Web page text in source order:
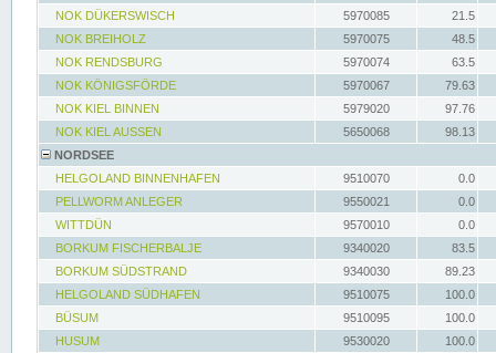
NOK DÜKERSWISCH
5970085
21.5
NOK BREIHOLZ
5970075
48.5
NOK RENDSBURG
5970074
63.5
NOK KÖNIGSFÖRDE
5970067
79.63
NOK KIEL BINNEN
5979020
97.76
NOK KIEL AUSSEN
5650068
98.13
NORDSEE
HELGOLAND BINNENHAFEN
9510070
0.0
PELLWORM ANLEGER
9550021
0.0
WITTDÜN
9570010
0.0
BORKUM FISCHERBALJE
9340020
83.5
BORKUM SÜDSTRAND
9340030
89.23
HELGOLAND SÜDHAFEN
9510075
100.0
BÜSUM
9510095
100.0
HUSUM
9530020 100.0